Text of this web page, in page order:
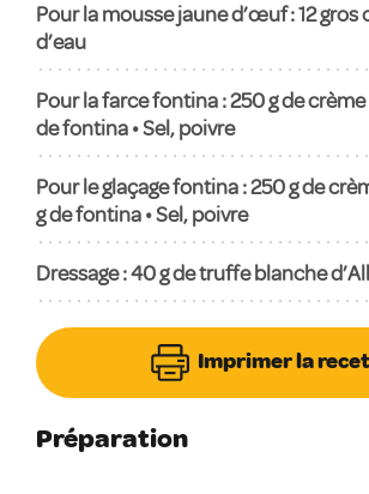
Pour la mousse jaune d’œuf : 12 gros
d’eau
Pour la farce fontina : 250 g de crème
de fontina • Sel, poivre
Pour le glaçage fontina : 250 g de
g de fontina • Sel, poivre
Dressage : 40 g de truffe blanche
Imprimer la
Préparation